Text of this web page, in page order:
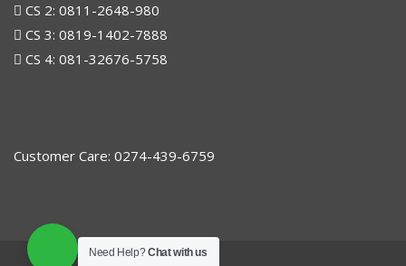
CS 2: 0811-2648-980
CS 3: 0819-1402-7888
CS 4: 081-32676-5758
Customer Care: 0274-439-6759
Need Help?Chat with us